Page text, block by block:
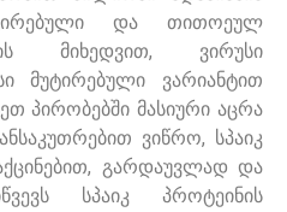
და თითოეულ
მიხედვით, ვირუსი
მუტირებული ვარიანტით
პირობებში მასიური აცრა
ვიწრო, სპაიკ
გარდაუვლად და
სპაიკ პროტეინის